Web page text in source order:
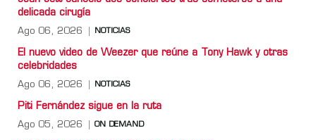
delicada cirugía
Ago 06, 2026 NOTICIAS
El nuevo video de Weezer que reúne a Tony Hawk y otras
celebridades
Ago 06, 2026 NOTICIAS
Piti Fernández sigue en la ruta
Ago 05, 2026 ON DEMAND